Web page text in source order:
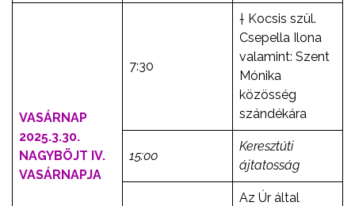
VASÁRNAP
2025.3.30.
NAGYBÖJT IV.
VASÁRNAPJA
7:30
† Kocsis szül.
Csepella Ilona
valamint: Szent
Mónika
közösség
szándékára
15:00
Keresztúti
ájtatosság
Az Úr által